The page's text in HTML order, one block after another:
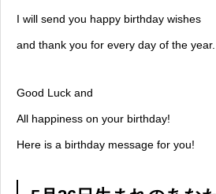
I will send you happy birthday wishes
and thank you for every day of the year.
Good Luck and
All happiness on your birthday!
Here is a birthday message for you!